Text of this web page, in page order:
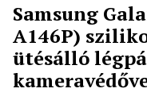
Samsung
A146P)
ütésálló